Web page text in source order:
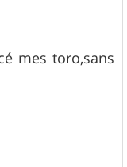
mes toro,sans